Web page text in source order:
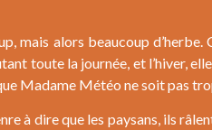
mais alors beaucoup
toute la journée, et l’hiver,
Madame Météo ne soit pas
à dire que les paysans, ils